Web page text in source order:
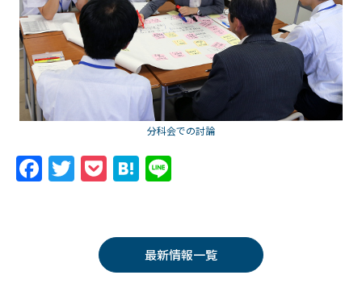
分科会での討論
F T
er
P
k
et
H
n
a
最新情報一覧